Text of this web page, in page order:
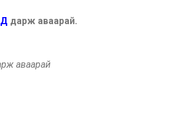
дарж аваарай.
аваарай